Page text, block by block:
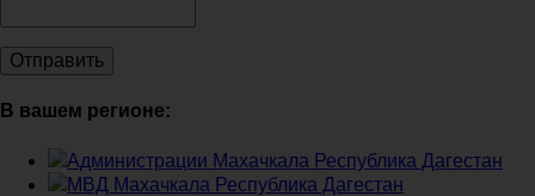
В вашем регионе:
Администрации Махачкала Республика Дагестан
МВД Махачкала Республика Дагестан